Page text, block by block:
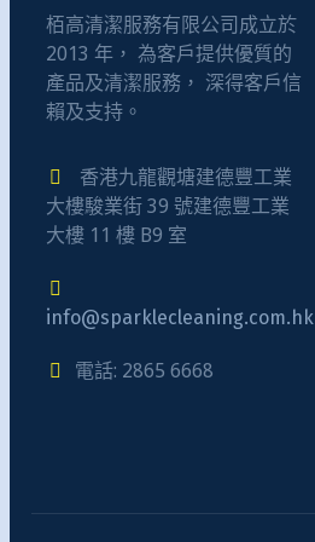
栢高清潔服務有限公司成立於
2013 年， 為客戶提供優質的
產品及清潔服務， 深得客戶信
賴及支持。
香港九龍觀塘建德豐工業
大樓駿業街 39 號建德豐工業
大樓 11 樓 B9 室
info@sparklecleaning.com.hk
電話: 2865 6668